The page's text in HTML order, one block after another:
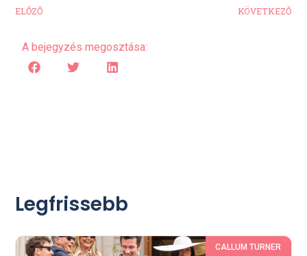
ELŐZŐ KÖVETKEZŐ
A bejegyzés megosztása:
Legfrissebb
CALLUM TURNER